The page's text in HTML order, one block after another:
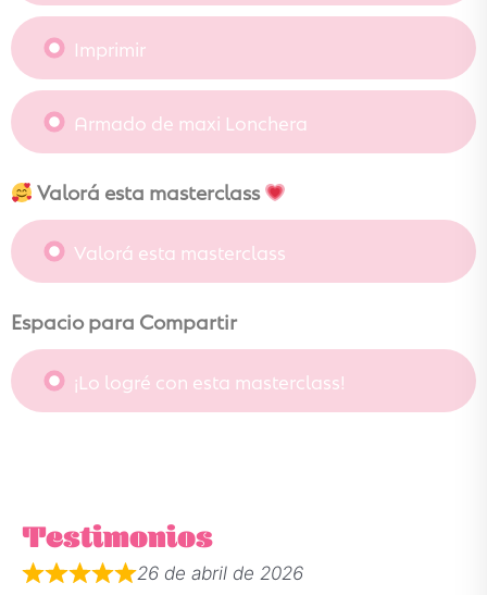
Imprimir
Armado de maxi Lonchera
Valorá esta masterclass
Valorá esta masterclass
Espacio para Compartir
¡Lo logré con esta masterclass!
Testimonios
26 de abril de 2026